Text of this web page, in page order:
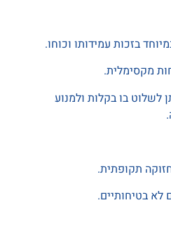
בזכות עמידותו וכוחו.
מקסימלית.
לשלוט בו בקלות ולמנוע
תקופתית.
לא בטיחותיים.